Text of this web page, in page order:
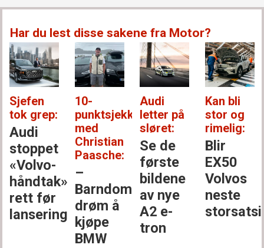
Har du lest disse sakene fra Motor?
Sjefen
tok grep:
Audi
stoppet
«Volvo-
håndtak»
rett før
lansering
10-
punktsjekken
med
Christian
Paasche:
–
Barndoms­
drøm å
kjøpe
BMW
Audi
letter på
sløret:
Se de
første
bildene
av nye
A2 e-
tron
Kan bli
stor og
rimelig:
Blir
EX50
Volvos
neste